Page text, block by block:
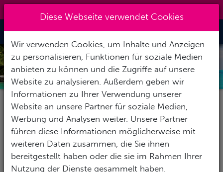
Toggle
MALEDIVEN
Pauschalereise Hotel Tauchbasis
Reise-Zeitraum
Diese Webseite verwendet Cookies
Wir verwenden Cookies, um Inhalte und Anzeigen
zu personalisieren, Funktionen für soziale Medien
anbieten zu können und die Zugriffe auf unsere
Website zu analysieren. Außerdem geben wir
Informationen zu Ihrer Verwendung unserer
Website an unsere Partner für soziale Medien,
Werbung und Analysen weiter. Unsere Partner
führen diese Informationen möglicherweise mit
weiteren Daten zusammen, die Sie ihnen
bereitgestellt haben oder die sie im Rahmen Ihrer
Nutzung der Dienste gesammelt haben.